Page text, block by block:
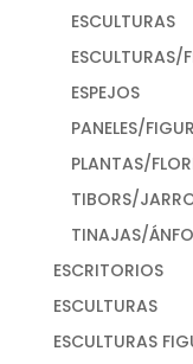
ESCULTURAS
ESCULTURAS/
ESPEJOS
PANELES/
PLANTAS/
TIBORS/
TINAJAS/
ESCRITORIOS
ESCULTURAS
ESCULTURAS